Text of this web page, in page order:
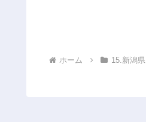
ホーム 15.新潟県